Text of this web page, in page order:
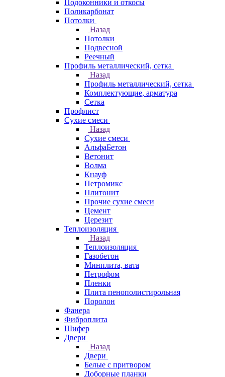
Подоконники и откосы
Поликарбонат
Потолки
Назад
Потолки
Подвесной
Реечный
Профиль металлический, сетка
Назад
Профиль металлический, сетка
Комплектующие, арматура
Сетка
Профлист
Сухие смеси
Назад
Сухие смеси
АльфаБетон
Ветонит
Волма
Кнауф
Петромикс
Плитонит
Прочие сухие смеси
Цемент
Церезит
Теплоизоляция
Назад
Теплоизоляция
Газобетон
Минплита, вата
Петрофом
Пленки
Плита пенополистирольная
Поролон
Фанера
Фиброплита
Шифер
Двери
Назад
Двери
Белые с притвором
Доборные планки